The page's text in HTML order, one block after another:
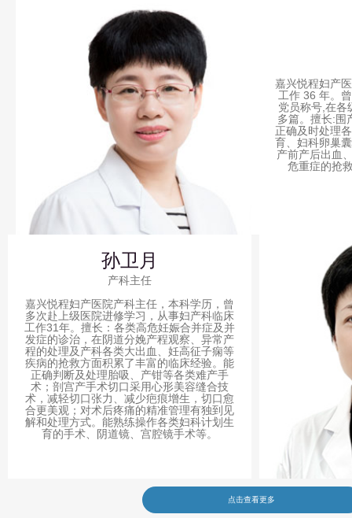
嘉兴悦程妇产
工作 36 年。
党员称号,在各
多篇。擅长:围
正确及时处理
育、妇科卵巢
产前产后出血
危重症的抢
孙卫月
产科主任
嘉兴悦程妇产医院产科主任，本科学历，曾
多次赴上级医院进修学习，从事妇产科临床
工作31年。擅长：各类高危妊娠合并症及并
发症的诊治，在阴道分娩产程观察、异常产
程的处理及产科各类大出血、妊高征子痫等
疾病的抢救方面积累了丰富的临床经验。能
正确判断及处理胎吸、产钳等各类难产手
术；剖宫产手术切口采用心形美容缝合技
术，减轻切口张力、减少疤痕增生，切口愈
合更美观；对术后疼痛的精准管理有独到见
解和处理方式。能熟练操作各类妇科计划生
育的手术、阴道镜、宫腔镜手术等。
点击查看更多